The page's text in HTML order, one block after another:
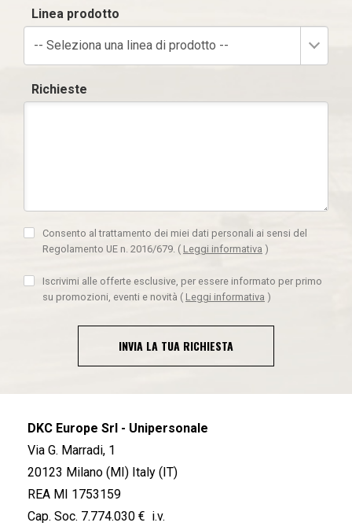
Linea prodotto
-- Seleziona una linea di prodotto --
Richieste
Consento al trattamento dei miei dati personali ai sensi del
Regolamento UE n. 2016/679. ( Leggi informativa )
Iscrivimi alle offerte esclusive, per essere informato per primo
su promozioni, eventi e novità ( Leggi informativa )
INVIA LA TUA RICHIESTA
DKC Europe Srl - Unipersonale
Via G. Marradi, 1
20123 Milano (MI) Italy (IT)
REA MI 1753159
Cap. Soc. 7.774.030 € i.v.